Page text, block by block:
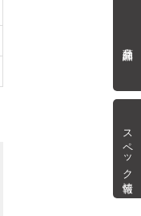
スペック情報